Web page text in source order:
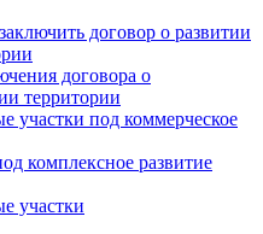
договор о развитии
договора о
территории
участки под коммерческое
комплексное развитие
участки